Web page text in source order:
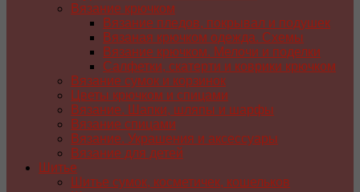
Вязание крючком
Вязание пледов, покрывал и подушек
Вязаная крючком одежда. Схемы
Вязание крючком. Мелочи и поделки
Салфетки, скатерти и коврики крючком
Вязание сумок и корзинок
Цветы крючком и спицами
Вязание. Шапки, шляпы и шарфы
Вязание спицами
Вязание. Украшения и аксессуары
Вязание для детей
Шитье
Шитье сумок, косметичек, кошельков